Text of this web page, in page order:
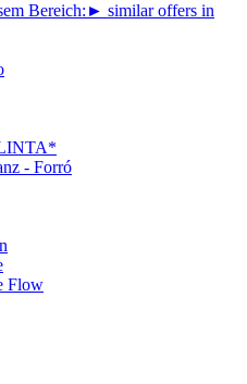
Bereich: ► similar offers in
- Forró
Flow